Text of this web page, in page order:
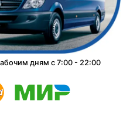
дням с 7:00 - 22:00